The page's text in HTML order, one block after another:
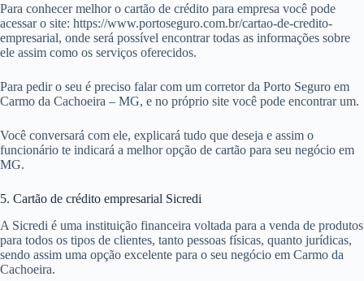
Para conhecer melhor o cartão de crédito para empresa você pode
acessar o site: https://www.portoseguro.com.br/cartao-de-credito-
empresarial, onde será possível encontrar todas as informações sobre
ele assim como os serviços oferecidos.
Para pedir o seu é preciso falar com um corretor da Porto Seguro em
Carmo da Cachoeira – MG, e no próprio site você pode encontrar um.
Você conversará com ele, explicará tudo que deseja e assim o
funcionário te indicará a melhor opção de cartão para seu negócio em
MG.
5. Cartão de crédito empresarial Sicredi
A Sicredi é uma instituição financeira voltada para a venda de produtos
para todos os tipos de clientes, tanto pessoas físicas, quanto jurídicas,
sendo assim uma opção excelente para o seu negócio em Carmo da
Cachoeira.